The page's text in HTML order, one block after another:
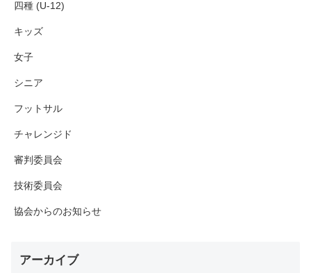
四種 (U-12)
キッズ
女子
シニア
フットサル
チャレンジド
審判委員会
技術委員会
協会からのお知らせ
アーカイブ